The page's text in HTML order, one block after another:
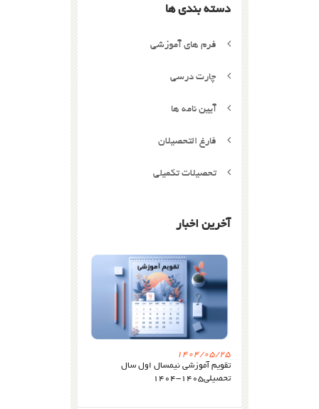
دسته بندی ها
فرم های آموزشی
چارت درسی
آیین نامه ها
فارغ التحصیلان
تحصیلات تکمیلی
آخرین اخبار
1404/05/25
تقویم آموزشی نیمسال اول سال
تحصیلی۱۴۰۵-۱۴۰۴